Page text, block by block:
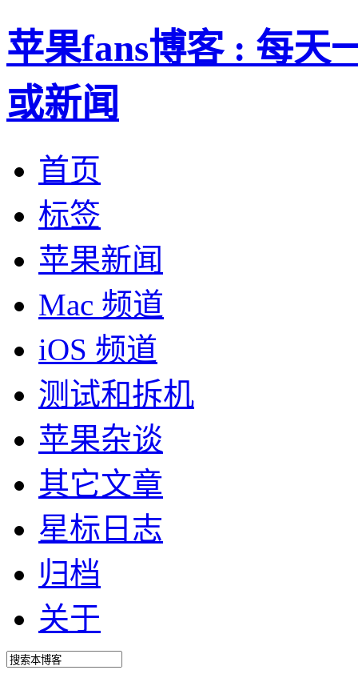
苹果fans博客 : 每天
或新闻
首页
标签
苹果新闻
Mac 频道
iOS 频道
测试和拆机
苹果杂谈
其它文章
星标日志
归档
关于